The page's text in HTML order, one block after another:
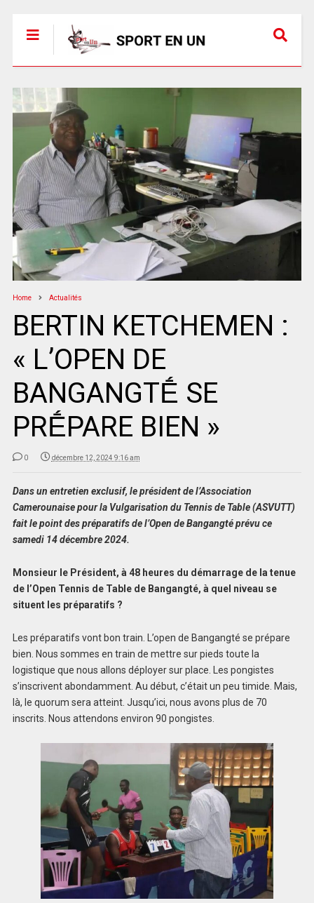
Home Actualités
BERTIN KETCHEMEN :
« L’OPEN DE
BANGANGTḖ SE
PRḖPARE BIEN »
0 décembre 12, 2024 9:16 am
Dans un entretien exclusif, le président de l’Association
Camerounaise pour la Vulgarisation du Tennis de Table (ASVUTT)
fait le point des préparatifs de l’Open de Bangangté prévu ce
samedi 14 décembre 2024.
Monsieur le Président, à 48 heures du démarrage de la tenue
de l’Open Tennis de Table de Bangangté, à quel niveau se
situent les préparatifs ?
Les préparatifs vont bon train. L’open de Bangangté se prépare
bien. Nous sommes en train de mettre sur pieds toute la
logistique que nous allons déployer sur place. Les pongistes
s’inscrivent abondamment. Au début, c’était un peu timide. Mais,
là, le quorum sera atteint. Jusqu’ici, nous avons plus de 70
inscrits. Nous attendons environ 90 pongistes.